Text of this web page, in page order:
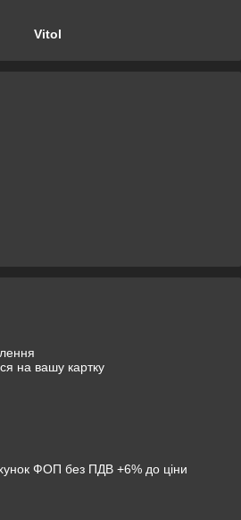
Vitol
на вашу картку
ФОП без ПДВ +6% до ціни